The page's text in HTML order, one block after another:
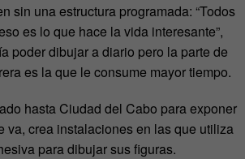
sin una estructura programada: “Todos
es lo que hace la vida interesante”,
poder dibujar a diario pero la parte de
es la que le consume mayor tiempo.
hasta Ciudad del Cabo para exponer
va, crea instalaciones en las que utiliza
para dibujar sus figuras.